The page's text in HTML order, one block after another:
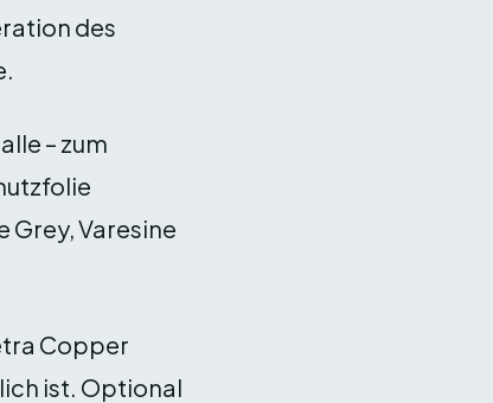
des
– zum
Grey, Varesine
Copper
ist. Optional